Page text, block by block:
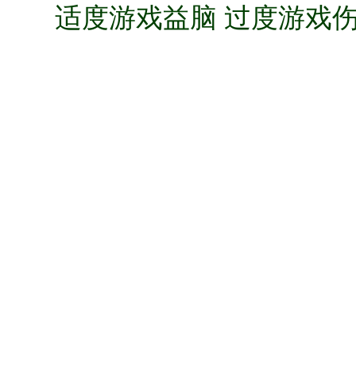
适度游戏益脑 过度游戏